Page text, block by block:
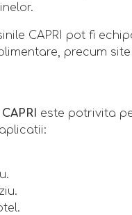
CAPRI pot fi
precum
este potrivita